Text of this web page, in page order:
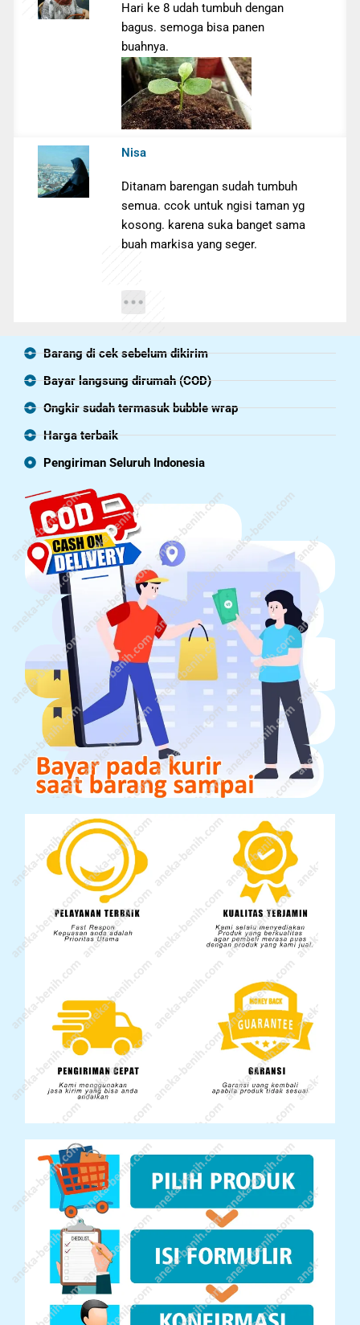
Hari ke 8 udah tumbuh dengan
bagus. semoga bisa panen
buahnya.
Nisa
Ditanam barengan sudah tumbuh
semua. ccok untuk ngisi taman yg
kosong. karena suka banget sama
buah markisa yang seger.
Barang di cek sebelum dikirim
Bayar langsung dirumah (COD)
Ongkir sudah termasuk bubble wrap
Harga terbaik
Pengiriman Seluruh Indonesia